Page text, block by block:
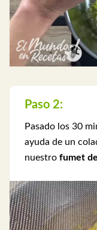
Paso 2:
Pasado los 30
ayuda de un
nuestro fumet